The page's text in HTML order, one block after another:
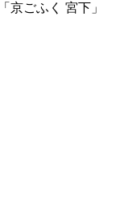
京ごふく 宮下」